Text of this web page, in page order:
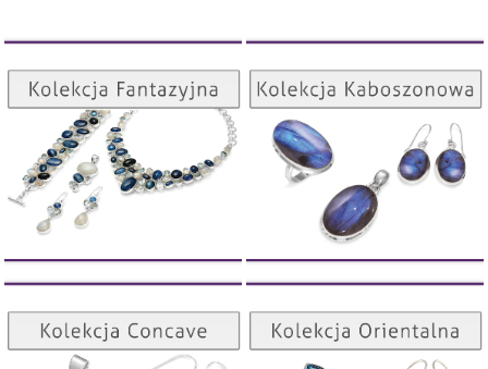
4,71 zł
Kolekcja Fantazyjna
ZOBACZ
Kolekcja Kaboszonowa
ZOBACZ
Kolekcja Concave
ZOBACZ
Kolekcja Orientalna
ZOBACZ